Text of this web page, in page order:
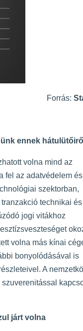
Forrás:
ennek
volna mind az
fel az adatvédelem
szektorban,
technikai és
jogi vitákhoz
volna más kínai
bonyolódásával is
A
járt volna